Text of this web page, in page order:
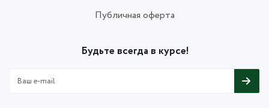
Публичная оферта
Будьте всегда в курсе!